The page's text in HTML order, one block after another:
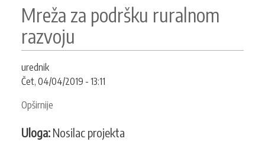
mrežama
Mreža za podršku ruralnom
razvoju
urednik
Čet, 04/04/2019 - 13:11
Opširnije
za
Uloga: Nosilac projekta